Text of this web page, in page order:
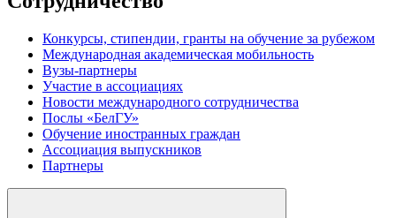
Конкурсы, стипендии, гранты на обучение за рубежом
Международная академическая мобильность
Вузы-партнеры
Участие в ассоциациях
Новости международного сотрудничества
Послы «БелГУ»
Обучение иностранных граждан
Ассоциация выпускников
Партнеры